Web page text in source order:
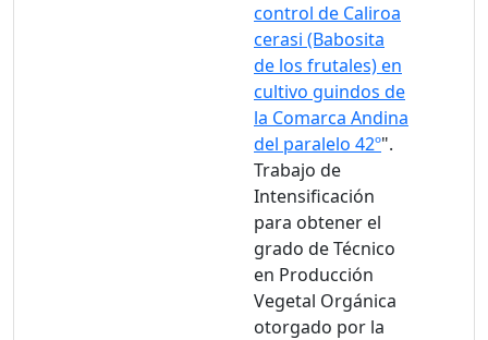
control de Caliroa
cerasi (Babosita
de los frutales) en
cultivo guindos de
la Comarca Andina
del paralelo 42º".
Trabajo de
Intensificación
para obtener el
grado de Técnico
en Producción
Vegetal Orgánica
otorgado por la